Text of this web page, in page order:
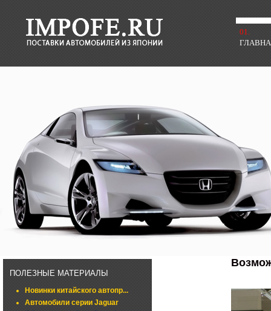
01.
ПОЛЕЗНЫЕ МАТЕРИАЛЫ
Новинки китайского автопр...
Автомобили серии Jaguar